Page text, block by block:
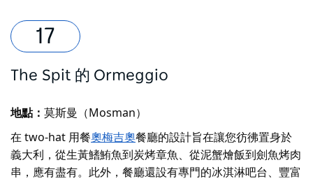
The Spit 的 Ormeggio
地點： 莫斯曼（Mosman）
在 two-hat 用餐奧梅吉奧餐廳的設計旨在讓您彷彿置身於
義大利，從生黃鰭鮪魚到炭烤章魚、從泥蟹燴飯到劍魚烤肉
串，應有盡有。此外，餐廳還設有專門的冰淇淋吧台、豐富